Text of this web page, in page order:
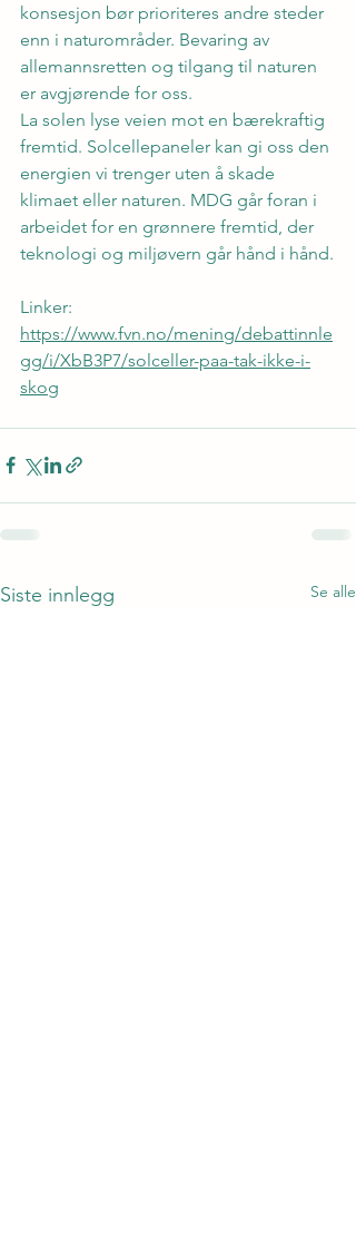
konsesjon bør prioriteres andre steder
enn i naturområder. Bevaring av
allemannsretten og tilgang til naturen
er avgjørende for oss.
La solen lyse veien mot en bærekraftig
fremtid. Solcellepaneler kan gi oss den
energien vi trenger uten å skade
klimaet eller naturen. MDG går foran i
arbeidet for en grønnere fremtid, der
teknologi og miljøvern går hånd i hånd.
Linker:
https://www.fvn.no/mening/debattinnle
gg/i/XbB3P7/solceller-paa-tak-ikke-i-
skog
Siste innlegg Se alle